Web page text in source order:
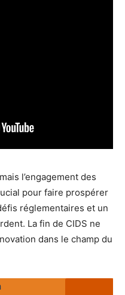
l’engagement des
pour faire prospérer
réglementaires et un
La fin de CIDS ne
dans le champ du